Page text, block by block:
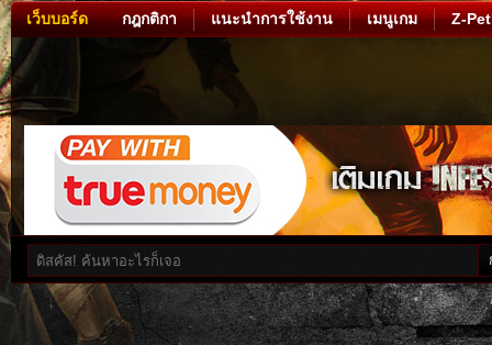
เว็บบอร์ด กฎกติกา แนะนำการใช้งาน เมนูเกม Z-Pet